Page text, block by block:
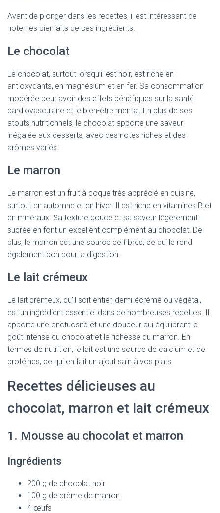
Avant de plonger dans les recettes, il est intéressant de
noter les bienfaits de ces ingrédients.
Le chocolat
Le chocolat, surtout lorsqu’il est noir, est riche en
antioxydants, en magnésium et en fer. Sa consommation
modérée peut avoir des effets bénéfiques sur la santé
cardiovasculaire et le bien-être mental. En plus de ses
atouts nutritionnels, le chocolat apporte une saveur
inégalée aux desserts, avec des notes riches et des
arômes variés.
Le marron
Le marron est un fruit à coque très apprécié en cuisine,
surtout en automne et en hiver. Il est riche en vitamines B et
en minéraux. Sa texture douce et sa saveur légèrement
sucrée en font un excellent complément au chocolat. De
plus, le marron est une source de fibres, ce qui le rend
également bon pour la digestion.
Le lait crémeux
Le lait crémeux, qu’il soit entier, demi-écrémé ou végétal,
est un ingrédient essentiel dans de nombreuses recettes. Il
apporte une onctuosité et une douceur qui équilibrent le
goût intense du chocolat et la richesse du marron. En
termes de nutrition, le lait est une source de calcium et de
protéines, ce qui en fait un ajout sain à vos plats.
Recettes délicieuses au
chocolat, marron et lait crémeux
1. Mousse au chocolat et marron
Ingrédients
200 g de chocolat noir
100 g de crème de marron
4 œufs